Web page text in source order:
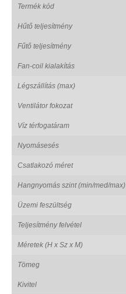
Termék kód
Hűtő teljesítmény
Fűtő teljesítmény
Fan-coil kialakítás
Légszállítás (max)
Ventilátor fokozat
Víz térfogatáram
Nyomásesés
Csatlakozó méret
Hangnyomás szint (min/med/max)
Üzemi feszültség
Teljesítmény felvétel
Méretek (H x Sz x M)
Tömeg
Kivitel